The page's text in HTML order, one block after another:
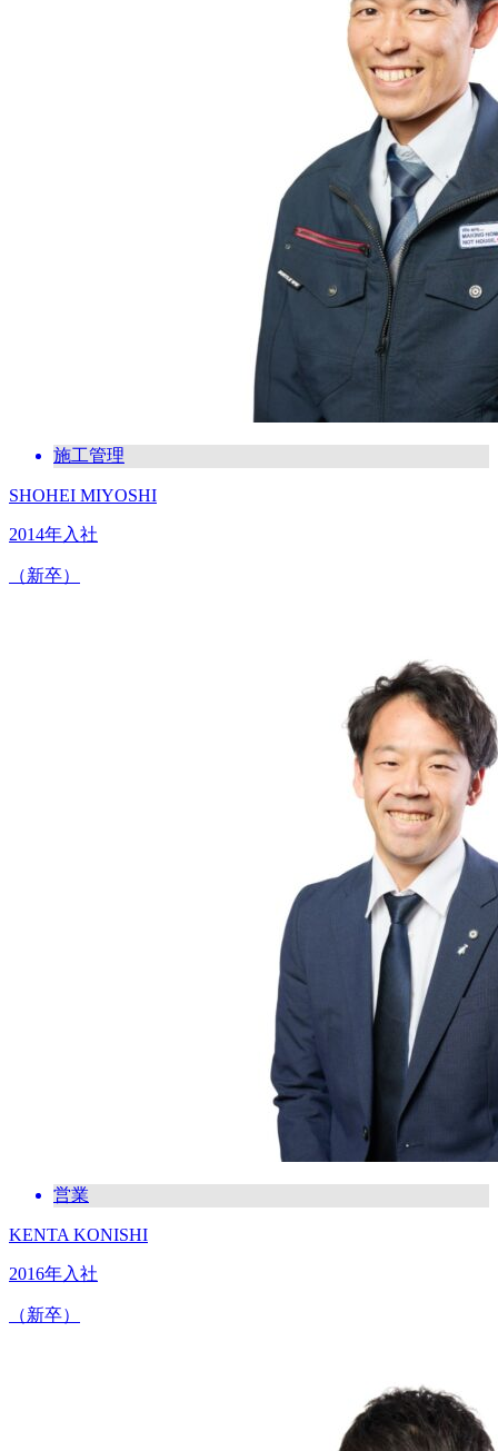
施工管理
SHOHEI MIYOSHI
2014年入社
（新卒）
営業
KENTA KONISHI
2016年入社
（新卒）